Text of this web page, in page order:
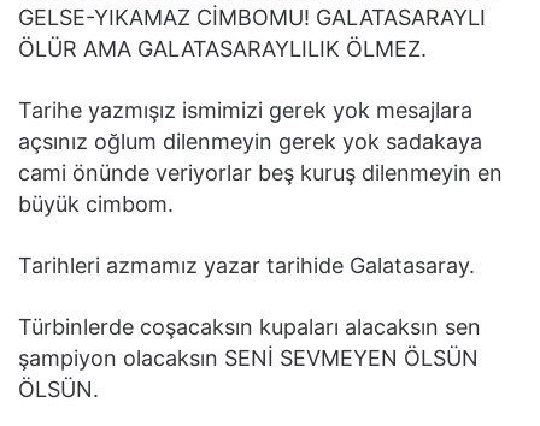
GELSE-YIKAMAZ CİMBOMU! GALATASARAYLI
ÖLÜR AMA GALATASARAYLILIK ÖLMEZ.
Tarihe yazmışız ismimizi gerek yok mesajlara
açsınız oğlum dilenmeyin gerek yok sadakaya
cami önünde veriyorlar beş kuruş dilenmeyin en
büyük cimbom.
Tarihleri azmamız yazar tarihide Galatasaray.
Türbinlerde coşacaksın kupaları alacaksın sen
şampiyon olacaksın SENİ SEVMEYEN ÖLSÜN
ÖLSÜN.